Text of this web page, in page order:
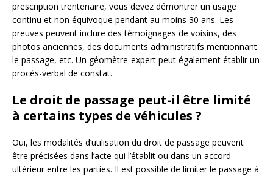
prescription trentenaire, vous devez démontrer un usage
continu et non équivoque pendant au moins 30 ans. Les
preuves peuvent inclure des témoignages de voisins, des
photos anciennes, des documents administratifs mentionnant
le passage, etc. Un géomètre-expert peut également établir un
procès-verbal de constat.
Le droit de passage peut-il être limité
à certains types de véhicules ?
Oui, les modalités d’utilisation du droit de passage peuvent
être précisées dans l’acte qui l’établit ou dans un accord
ultérieur entre les parties. Il est possible de limiter le passage à